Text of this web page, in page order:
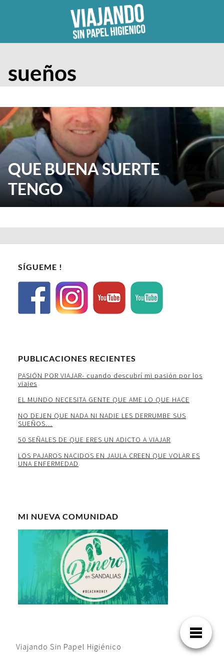
sueños
QUE BUENA SUERTE
TENGO
SÍGUEME !
PUBLICACIONES RECIENTES
PASIÓN POR VIAJAR- cuando descubrí mi pasión por los
viajes
EL MUNDO NECESITA GENTE QUE AME LO QUE HACE
NO DEJEN QUE NADA NI NADIE LES DERRUMBE SUS
SUEÑOS…
50 SEÑALES DE QUE ERES UN ADICTO A VIAJAR
LOS PAJAROS NACIDOS EN JAULA CREEN QUE VOLAR ES
UNA ENFERMEDAD
MI NUEVA COMUNIDAD
Viajando Sin Papel Higiénico